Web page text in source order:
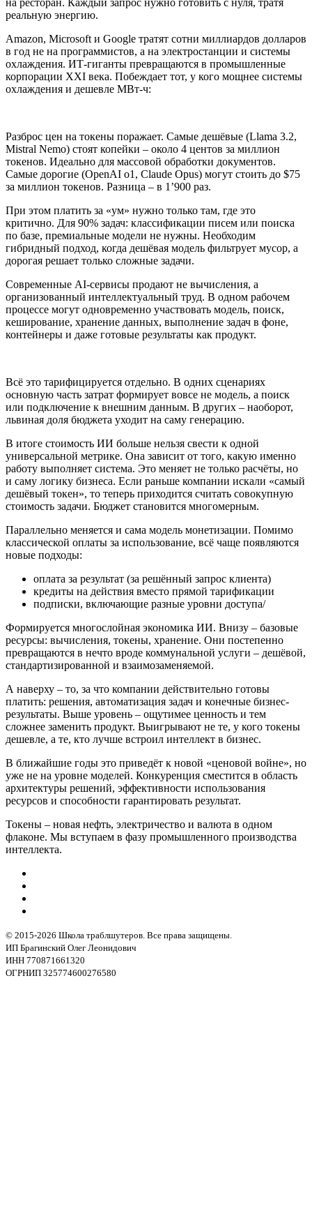
на ресторан. Каждый запрос нужно готовить с нуля, тратя
реальную энергию.
Amazon, Microsoft и Google тратят сотни миллиардов долларов
в год не на программистов, а на электростанции и системы
охлаждения. ИТ-гиганты превращаются в промышленные
корпорации XXI века. Побеждает тот, у кого мощнее системы
охлаждения и дешевле МВт-ч:
Разброс цен на токены поражает. Самые дешёвые (Llama 3.2,
Mistral Nemo) стоят копейки – около 4 центов за миллион
токенов. Идеально для массовой обработки документов.
Самые дорогие (OpenAI o1, Claude Opus) могут стоить до $75
за миллион токенов. Разница – в 1’900 раз.
При этом платить за «ум» нужно только там, где это
критично. Для 90% задач: классификации писем или поиска
по базе, премиальные модели не нужны. Необходим
гибридный подход, когда дешёвая модель фильтрует мусор, а
дорогая решает только сложные задачи.
Современные AI-сервисы продают не вычисления, а
организованный интеллектуальный труд. В одном рабочем
процессе могут одновременно участвовать модель, поиск,
кеширование, хранение данных, выполнение задач в фоне,
контейнеры и даже готовые результаты как продукт.
Всё это тарифицируется отдельно. В одних сценариях
основную часть затрат формирует вовсе не модель, а поиск
или подключение к внешним данным. В других – наоборот,
львиная доля бюджета уходит на саму генерацию.
В итоге стоимость ИИ больше нельзя свести к одной
универсальной метрике. Она зависит от того, какую именно
работу выполняет система. Это меняет не только расчёты, но
и саму логику бизнеса. Если раньше компании искали «самый
дешёвый токен», то теперь приходится считать совокупную
стоимость задачи. Бюджет становится многомерным.
Параллельно меняется и сама модель монетизации. Помимо
классической оплаты за использование, всё чаще появляются
новые подходы:
оплата за результат (за решённый запрос клиента)
кредиты на действия вместо прямой тарификации
подписки, включающие разные уровни доступа/
Формируется многослойная экономика ИИ. Внизу – базовые
ресурсы: вычисления, токены, хранение. Они постепенно
превращаются в нечто вроде коммунальной услуги – дешёвой,
стандартизированной и взаимозаменяемой.
А наверху – то, за что компании действительно готовы
платить: решения, автоматизация задач и конечные бизнес-
результаты. Выше уровень – ощутимее ценность и тем
сложнее заменить продукт. Выигрывают не те, у кого токены
дешевле, а те, кто лучше встроил интеллект в бизнес.
В ближайшие годы это приведёт к новой «ценовой войне», но
уже не на уровне моделей. Конкуренция сместится в область
архитектуры решений, эффективности использования
ресурсов и способности гарантировать результат.
Токены – новая нефть, электричество и валюта в одном
флаконе. Мы вступаем в фазу промышленного производства
интеллекта.
© 2015-2026 Школа траблшутеров. Все права защищены.
ИП Брагинский Олег Леонидович
ИНН 770871661320
ОГРНИП 325774600276580